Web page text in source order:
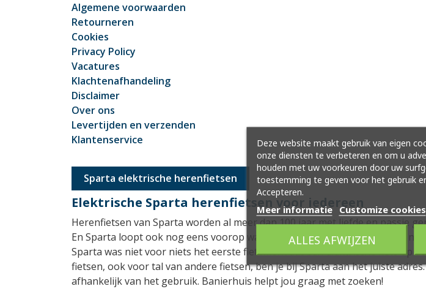
Algemene voorwaarden
Retourneren
Cookies
Privacy Policy
Vacatures
Klachtenafhandeling
Disclaimer
Over ons
Levertijden en verzenden
Klantenservice
Sparta elektrische herenfietsen
Elektrische Sparta herenfietsen voor iedereen
Herenfietsen van Sparta worden al meer dan 100 jaar met liefde en passie
En Sparta loopt ook nog eens voorop wat betreft nieuwe concepten, een
Sparta was niet voor niets het eerste fietsmerk dat een elektrische fiets op
fietsen, ook voor tal van andere fietsen, ben je bij Sparta aan het juiste
afhankelijk van het gebruik. Banierhuis helpt jou graag met zoeken!
Deze website maakt gebruik van eigen
onze diensten te verbeteren en om u
houden met uw voorkeuren door uw
toestemming te geven voor het gebruik
Accepteren.
Meer informatie Customize cookies
ALLES AFWIJZEN